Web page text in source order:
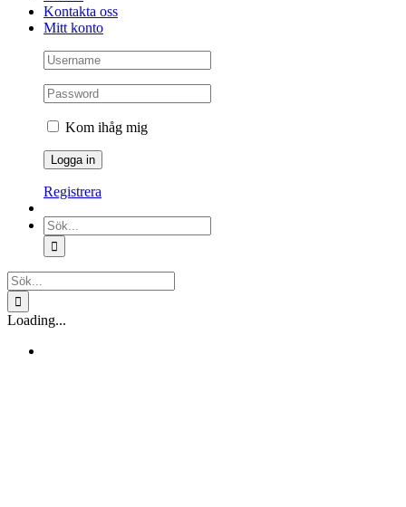
Kontakta oss
Mitt konto
Kom ihåg mig
Registrera
Sök
efter:
Sök
efter:
Loading...